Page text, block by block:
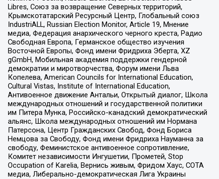
Libres, Союз за возвращение Северных территорий,
Крымскотатарский Ресурсный Центр, Глобальный союз
IndustriALL, Russian Election Monitor, Article 19, Мнение
медиа, Федерация анархического черного креста, Радио
Свободная Европа, Германское общество изучения
Восточной Европы, Фонд имени Фридриха Эберта, XZ
gGmbH, Мобильная академия поддержки гендерной
демократии и миротворчества, Форум имени Льва
Копелева, American Councils for International Education,
Cultural Vistas, Institute of International Education,
Антивоенное движение Антальи, Открытый диалог, Школа
международных отношений и государственной политики
им Питера Мунка, Российско-канадский демократический
альянс, Школа международных отношений им Нормана
Патерсона, Центр Гражданских Свобод, Фонд Бориса
Немцова за Свободу, Фонд имени Фридриха Науманна за
свободу, Феминистское антивоенное сопротивление,
Комитет независимости Ингушетии, Прометей, Stop
Occupation of Karelia, Вернись живым, Фридом Хаус, СОТА
медиа, Либерально-демократическая Лига Украины